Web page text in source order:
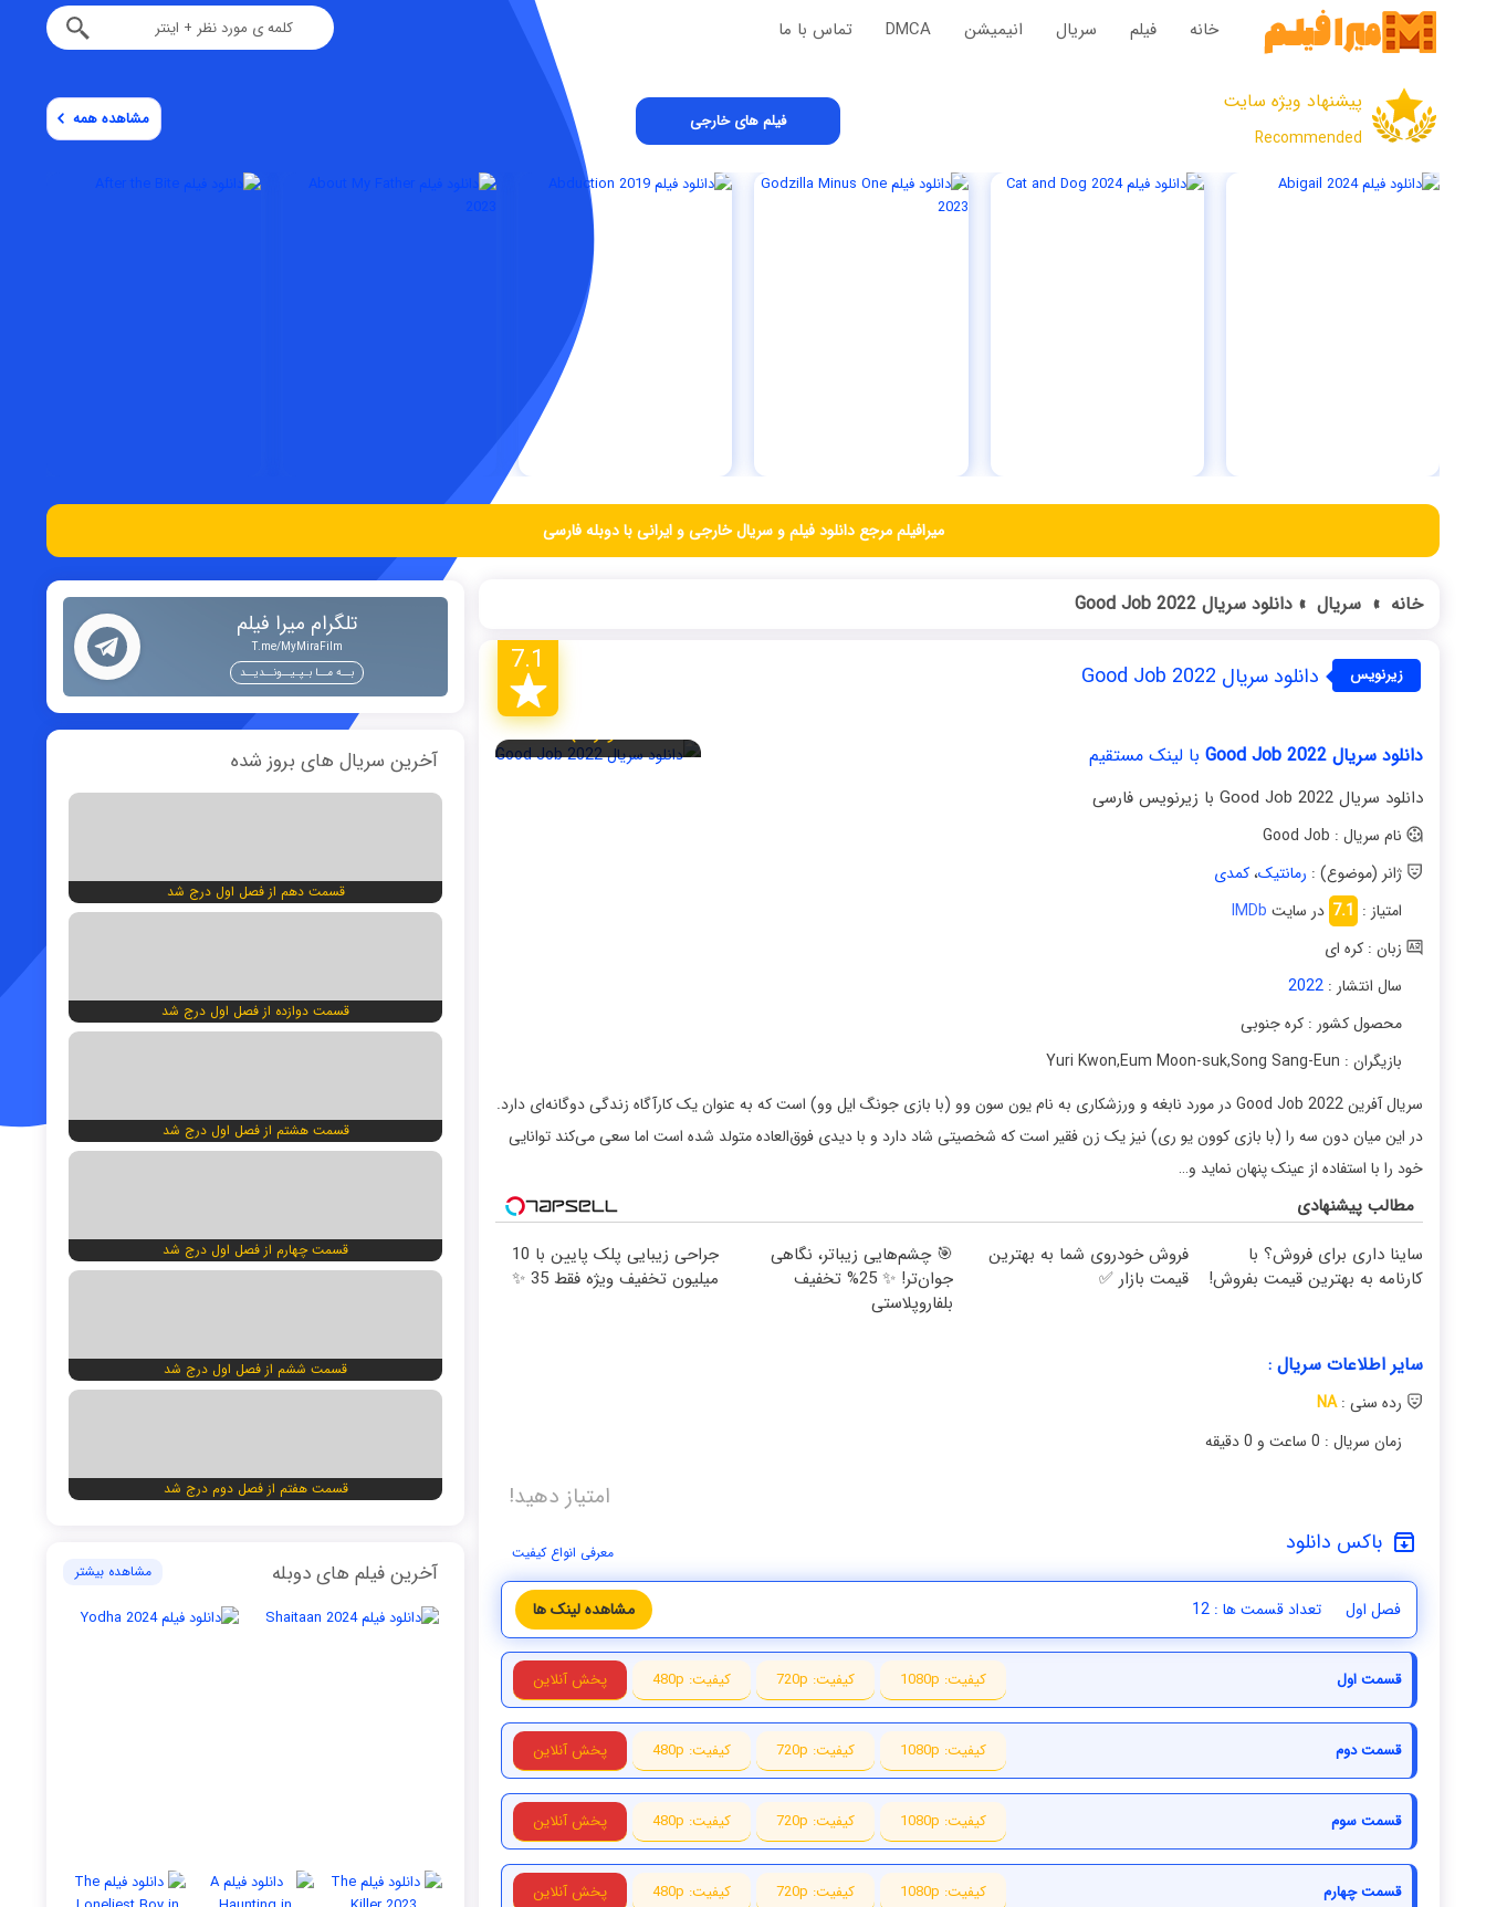
خانه فیلم‌ سریال‌ انیمیشن DMCA تماس با ما
پیشنهاد ویژه سایت
Recommended
مشاهده همه فیلم های خارجی
میرافیلم مرجع دانلود فیلم و سریال خارجی و ایرانی با دوبله فارسی
خانه » سریال » دانلود سریال Good Job 2022
زیرنویس
دانلود سریال Good Job 2022 7.1
فصل اول (قسمت
دوازده)
دانلود سریال Good Job 2022
با لینک مستقیم
دانلود سریال Good Job 2022 با زیرنویس فارسی
نام سریال : Good Job
ژانر (موضوع) : رمانتیک،کمدی
امتیاز : 7.1 در سایت IMDb
زبان : کره‌ ای
سال انتشار : 2022
محصول کشور : کره جنوبی
بازیگران : Yuri Kwon
,Eum Moon-suk,Song Sang-Eun
سریال آفرین Good Job 2022 در مورد نابغه و ورزشکاری به نام یون سون وو (با بازی جونگ ایل وو) است که به عنوان یک کارآگاه زندگی دوگانه‌ای دارد.
در این میان دون سه را (با بازی کوون یو ری) نیز یک زن فقیر است که شخصیتی شاد دارد و با دیدی فوق‌العاده متولد شده است اما سعی می‌کند توانایی
خود را با استفاده از عینک پنهان نماید و…
مطالب پیشنهادی
ساینا داری برای فروش؟ با
کارنامه به بهترین قیمت بفروش!
فروش خودروی شما به بهترین
قیمت بازار ✅
🎯 چشم‌هایی زیباتر، نگاهی
جوان‌تر! ✨ 25% تخفیف
بلفاروپلاستی
جراحی زیبایی پلک پایین با 10
میلیون تخفیف ویژه فقط 35 ✨
سایر اطلاعات سریال :
رده سنی :NA
زمان سریال : 0 ساعت و 0 دقیقه
امتیاز دهید!
باکس دانلود معرفی انواع کیفیت
فصل اول تعداد قسمت ها : 12 مشاهده لینک ها
قسمت اول پخش آنلاین کیفیت: 480p کیفیت: 720p کیفیت: 1080p
قسمت دوم پخش آنلاین کیفیت: 480p کیفیت: 720p کیفیت: 1080p
قسمت سوم پخش آنلاین کیفیت: 480p کیفیت: 720p کیفیت: 1080p
قسمت چهارم پخش آنلاین کیفیت: 480p کیفیت: 720p کیفیت: 1080p
تلگرام میرا فیلم
T.me/MyMiraFilm
بــه مــا بـپـیــونــدیــد
آخرین سریال های بروز شده
قسمت دهم از فصل اول درج شد
قسمت دوازده از فصل اول درج شد
قسمت هشتم از فصل اول درج شد
قسمت چهارم از فصل اول درج شد
قسمت ششم از فصل اول درج شد
قسمت هفتم از فصل دوم درج شد
مشاهده بیشتر آخرین فیلم های دوبله